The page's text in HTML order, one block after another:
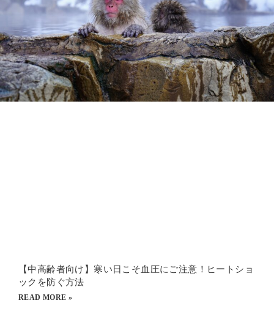
【中高齢者向け】寒い日こそ血圧にご注意！ヒートショ
ックを防ぐ方法
READ MORE »